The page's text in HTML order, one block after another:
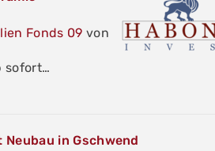
Fonds 09 von
sofort…
in Gschwend